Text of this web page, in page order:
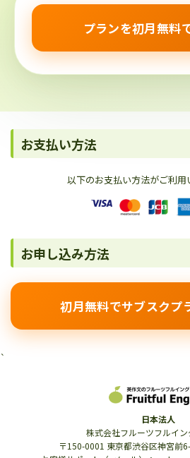
プランを初月無料
お支払い方法
以下のお支払い方法がご利用
お申し込み方法
初月無料でサブスクプ
`
日本法人
株式会社フルーツフルイ
〒150-0001 東京都渋谷区神宮前